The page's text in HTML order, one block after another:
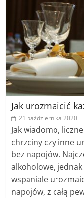
Jak urozmaicić
21 października 2020
Jak wiadomo,
chrzciny czy inne
bez napojów.
alkoholowe,
wspaniale
napojów, z całą